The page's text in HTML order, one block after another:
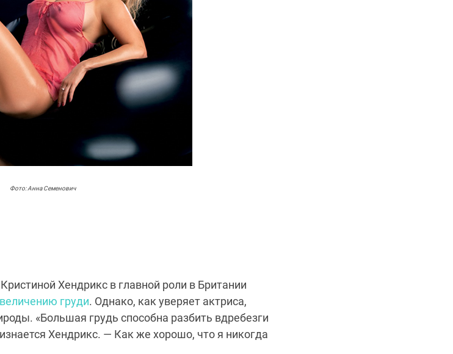
Фото: Анна Семенович
Хендрикс в главной роли в Британии
груди. Однако, как уверяет актриса,
«Большая грудь способна разбить вдребезги
Хендрикс. — Как же хорошо, что я никогда